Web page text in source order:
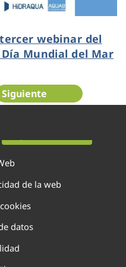
webinar del
Mundial del Mar
Siguiente
de la web
datos